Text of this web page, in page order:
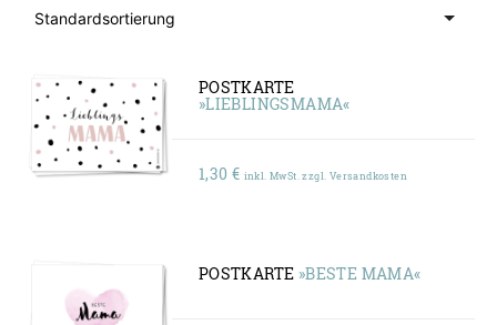
POSTKARTE
»LIEBLINGSMAMA«
1,30 € inkl. MwSt. zzgl. Versandkosten
POSTKARTE »BESTE MAMA«